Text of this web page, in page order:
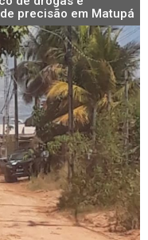
precisão em Matupá